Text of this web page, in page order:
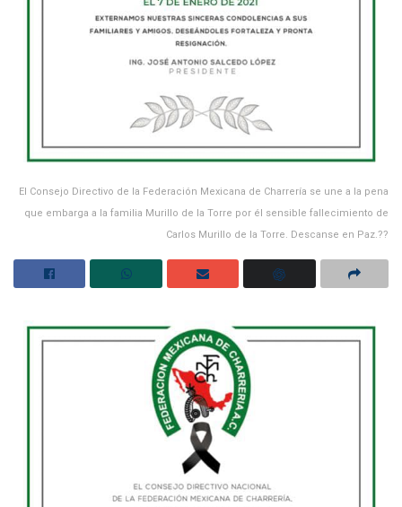
El Consejo Directivo de la Federación Mexicana de Charrería se une a la pena
que embarga a la familia Murillo de la Torre por él sensible fallecimiento de
Carlos Murillo de la Torre. Descanse en Paz.??